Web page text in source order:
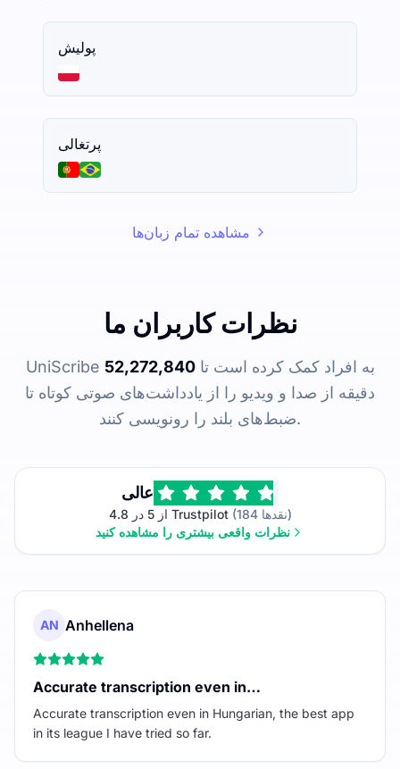
پولیش
پرتغالی
مشاهده تمام زبان‌ها
نظرات کاربران ما
UniScribe به افراد کمک کرده است تا52,272,840
دقیقه از صدا و ویدیو را از یادداشت‌های صوتی کوتاه تا
ضبط‌های بلند را رونویسی کنند.
عالی
4.8 از 5 در Trustpilot
(184 نقدها)
نظرات واقعی بیشتری را مشاهده کنید
AN Anhellena
Accurate transcription even in…
Accurate transcription even in Hungarian, the best app
in its league I have tried so far.